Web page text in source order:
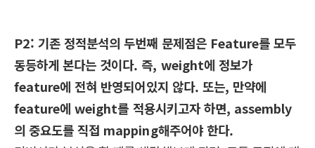
P2:기존 정적분석의 두번째 문제점은 Feature를 모두
동등하게 본다는 것이다. 즉, weight에 정보가
feature에 전혀 반영되어있지 않다. 또는, 만약에
feature에 weight를 적용시키고자 하면, assembly
의 중요도를 직접 mapping해주어야 한다.